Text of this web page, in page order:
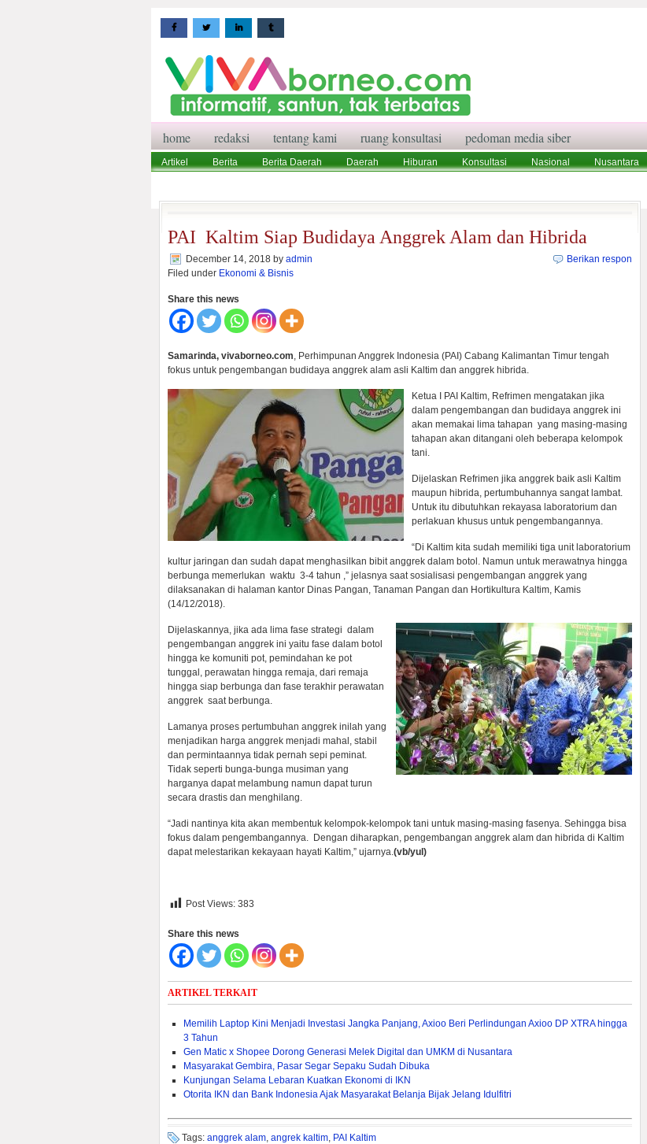
home redaksi tentang kami ruang konsultasi pedoman media siber
Artikel Berita Berita Daerah Daerah Hiburan Konsultasi Nasional Nusantara
PAI Kaltim Siap Budidaya Anggrek Alam dan Hibrida
December 14, 2018 by admin
Filed under Ekonomi & Bisnis
Berikan respon
Share this news
Samarinda, vivaborneo.com, Perhimpunan Anggrek Indonesia (PAI) Cabang Kalimantan Timur tengah
fokus untuk pengembangan budidaya anggrek alam asli Kaltim dan anggrek hibrida.
Ketua I PAI Kaltim, Refrimen mengatakan jika
dalam pengembangan dan budidaya anggrek ini
akan memakai lima tahapan yang masing-masing
tahapan akan ditangani oleh beberapa kelompok
tani.
Dijelaskan Refrimen jika anggrek baik asli Kaltim
maupun hibrida, pertumbuhannya sangat lambat.
Untuk itu dibutuhkan rekayasa laboratorium dan
perlakuan khusus untuk pengembangannya.
“Di Kaltim kita sudah memiliki tiga unit laboratorium
kultur jaringan dan sudah dapat menghasilkan bibit anggrek dalam botol. Namun untuk merawatnya hingga
berbunga memerlukan waktu 3-4 tahun ,” jelasnya saat sosialisasi pengembangan anggrek yang
dilaksanakan di halaman kantor Dinas Pangan, Tanaman Pangan dan Hortikultura Kaltim, Kamis
(14/12/2018).
Dijelaskannya, jika ada lima fase strategi dalam
pengembangan anggrek ini yaitu fase dalam botol
hingga ke komuniti pot, pemindahan ke pot
tunggal, perawatan hingga remaja, dari remaja
hingga siap berbunga dan fase terakhir perawatan
anggrek saat berbunga.
Lamanya proses pertumbuhan anggrek inilah yang
menjadikan harga anggrek menjadi mahal, stabil
dan permintaannya tidak pernah sepi peminat.
Tidak seperti bunga-bunga musiman yang
harganya dapat melambung namun dapat turun
secara drastis dan menghilang.
“Jadi nantinya kita akan membentuk kelompok-kelompok tani untuk masing-masing fasenya. Sehingga bisa
fokus dalam pengembangannya. Dengan diharapkan, pengembangan anggrek alam dan hibrida di Kaltim
dapat melestarikan kekayaan hayati Kaltim,” ujarnya.(vb/yul)
Post Views: 383
Share this news
ARTIKEL TERKAIT
Memilih Laptop Kini Menjadi Investasi Jangka Panjang, Axioo Beri Perlindungan Axioo DP XTRA hingga
3 Tahun
Gen Matic x Shopee Dorong Generasi Melek Digital dan UMKM di Nusantara
Masyarakat Gembira, Pasar Segar Sepaku Sudah Dibuka
Kunjungan Selama Lebaran Kuatkan Ekonomi di IKN
Otorita IKN dan Bank Indonesia Ajak Masyarakat Belanja Bijak Jelang Idulfitri
Tags: anggrek alam, angrek kaltim, PAI Kaltim